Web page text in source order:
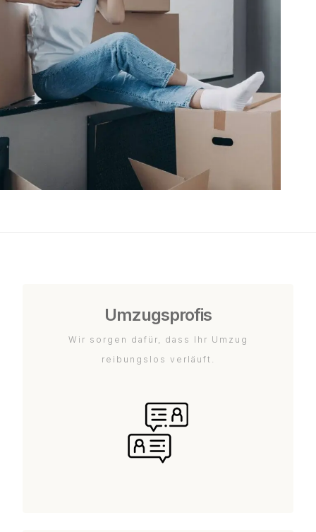
Umzugsprofis
Wir sorgen dafür, dass Ihr Umzug
reibungslos verläuft.